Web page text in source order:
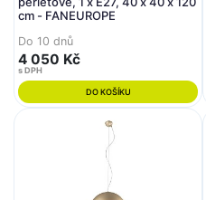
cm - FANEUROPE
Do 10 dnů
4 050 Kč
s DPH
DO KOŠÍKU